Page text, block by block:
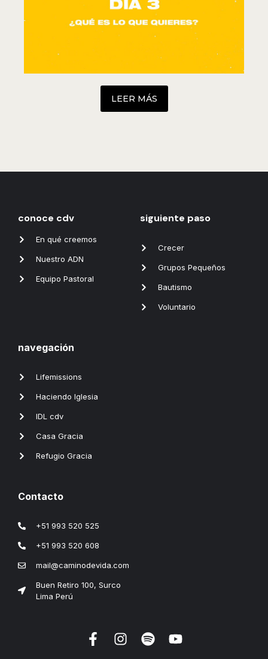
LEER MÁS
conoce cdv
En qué creemos
Nuestro ADN
Equipo Pastoral
siguiente paso
Crecer
Grupos Pequeños
Bautismo
Voluntario
navegación
Lifemissions
Haciendo Iglesia
IDL cdv
Casa Gracia
Refugio Gracia
Contacto
+51 993 520 525
+51 993 520 608
mail@caminodevida.com
Buen Retiro 100, Surco
Lima Perú